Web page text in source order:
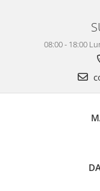
08:00 - 18:00